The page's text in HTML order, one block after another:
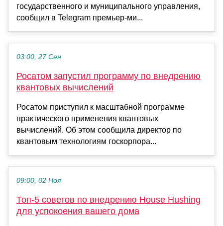
государственного и муниципального управления,
сообщил в Telegram премьер-ми...
03:00, 27 Сен
Росатом запустил программу по внедрению
квантовых вычислений
Росатом приступил к масштабной программе
практического применения квантовых
вычислений. Об этом сообщила директор по
квантовым технологиям госкорпора...
09:00, 02 Ноя
Топ-5 советов по внедрению House Hushing
для успокоения вашего дома